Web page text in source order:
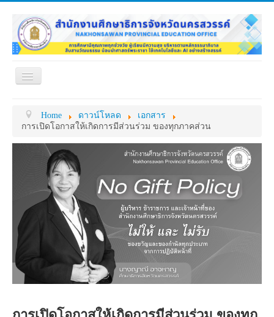
Toggle
หน่วยงานภายใน
MY OFFICE
ดาวน์โหลด
กระดาน ถาม-ตอบ
ข้อมูลการติดต่อ
Home ดาวน์โหลด
เอกสาร
การเปิดโอกาสให้เกิดการมีส่วนร่วม ของทุกภาคส่วน